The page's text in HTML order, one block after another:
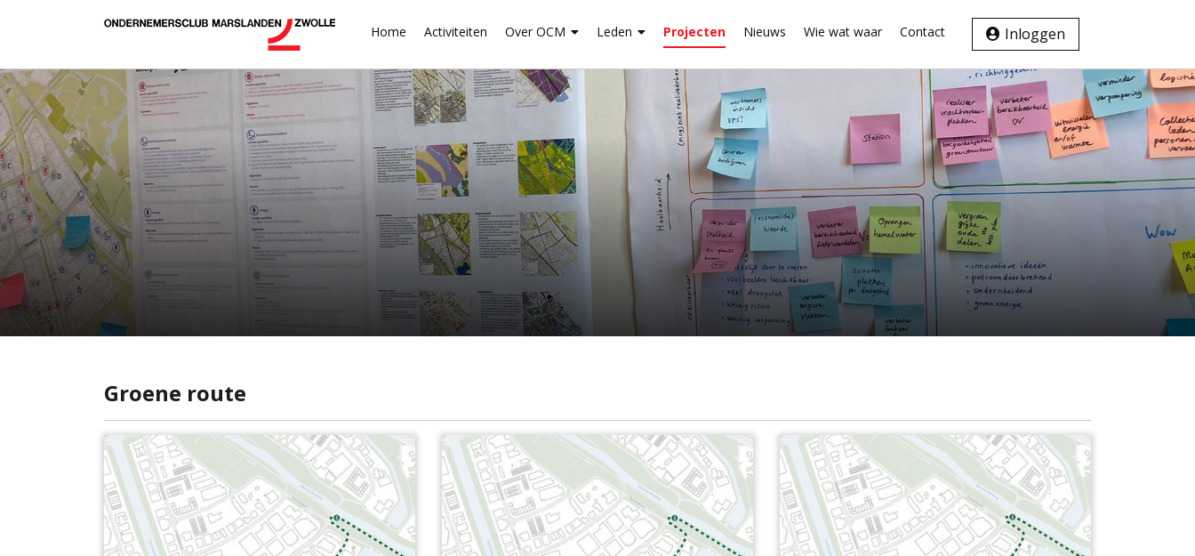
Inloggen
Home Activiteiten Over OCM Leden Projecten Nieuws Wie wat waar Contact
Groene route